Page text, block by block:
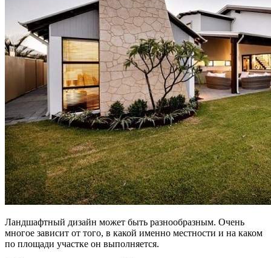
Ландшафтный дизайн может быть разнообразным. Очень
многое зависит от того, в какой именно местности и на каком
по площади участке он выполняется.